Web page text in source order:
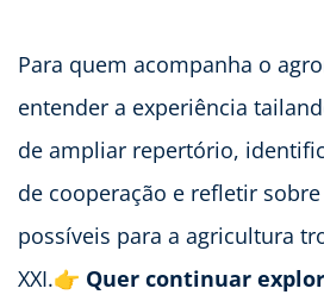
Para quem acompanha o
entender a experiência
de ampliar repertório,
de cooperação e refletir
possíveis para a agricultura
XXI.👉 Quer continuar